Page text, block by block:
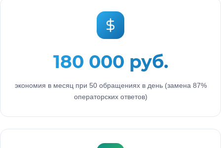
180 000 руб.
экономия в месяц при 50 обращениях в день (замена 87%
операторских ответов)